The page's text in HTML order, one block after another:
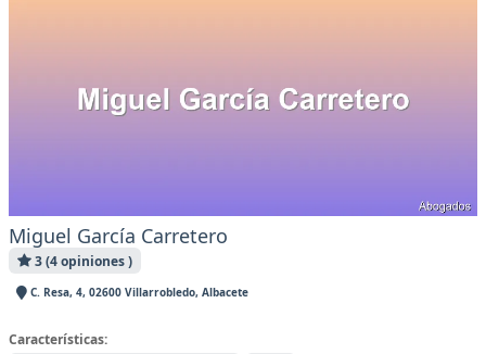
Miguel García Carretero
3 (4 opiniones )
C. Resa, 4, 02600 Villarrobledo, Albacete
Características: